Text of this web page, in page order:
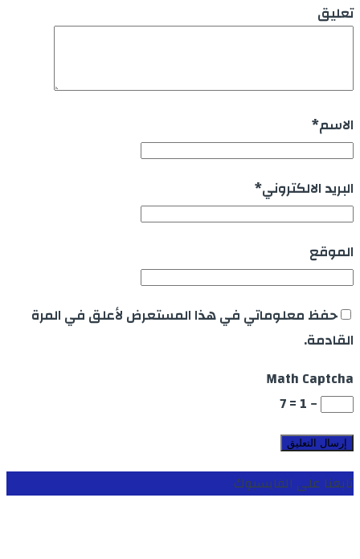
تعليق
الاسم*
البريد الالكتروني*
الموقع
حفظ معلوماتي في هذا المستعرض لأعلق في المرة
القادمة.
Math Captcha
− 1 = 7
تابعنا على الفايسبوك